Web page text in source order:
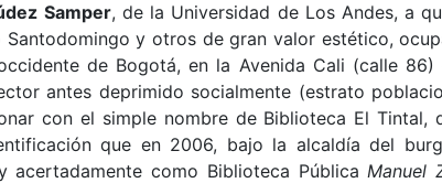
Samper, de la Universidad de Los Andes, a
y otros de gran valor estético,
de Bogotá, en la Avenida Cali (calle
antes deprimido socialmente (estrato
con el simple nombre de Biblioteca El Tintal,
que en 2006, bajo la alcaldía del
acertadamente como Biblioteca PúblicaManuel